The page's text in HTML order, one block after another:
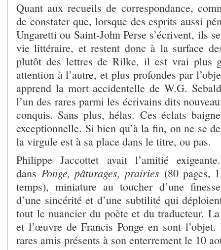
Quant aux recueils de correspondance,
de constater que, lorsque des esprits aussi
Ungaretti ou Saint-John Perse s’écrivent, ils
vie littéraire, et restent donc à la surface
plutôt des lettres de Rilke, il est vrai plus
attention à l’autre, et plus profondes par
apprend la mort accidentelle de W.G.
l’un des rares parmi les écrivains dits
conquis. Sans plus, hélas. Ces éclats
exceptionnelle. Si bien qu’à la fin, on ne se
la virgule est à sa place dans le titre, ou pas.
Philippe Jaccottet avait l’amitié
dans Ponge, pâturages, prairies (80 pages,
temps), miniature au toucher d’une
d’une sincérité et d’une subtilité qui
tout le nuancier du poète et du traducteur.
et l’œuvre de Francis Ponge en sont l’objet.
rares amis présents à son enterrement le 10